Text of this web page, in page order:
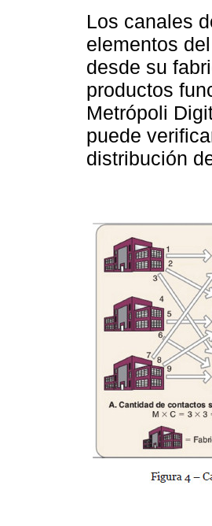
Los canales
elementos
desde su
productos
Metrópoli
puede
distribución